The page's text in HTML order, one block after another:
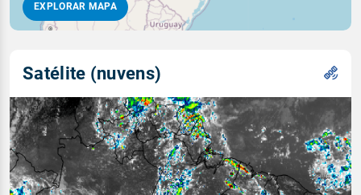
EXPLORAR MAPA
Satélite (nuvens)